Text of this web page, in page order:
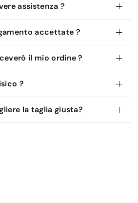
assistenza ?
accettate ?
il mio ordine ?
?
la taglia giusta?